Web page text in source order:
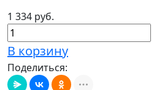
1 334 руб.
В корзину
Поделиться: